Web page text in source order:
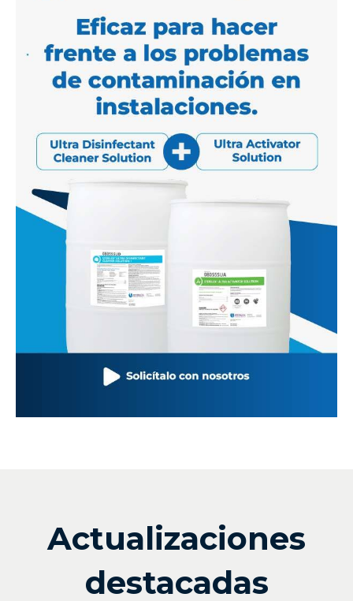
Actualizaciones
destacadas